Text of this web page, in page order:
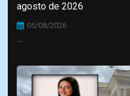
agosto de 2026
05/08/2026
...